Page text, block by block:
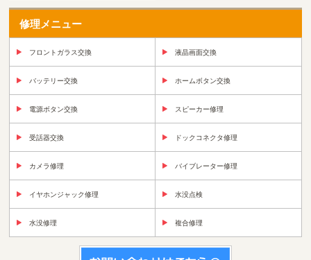
修理メニュー
フロントガラス交換 液晶画面交換
バッテリー交換 ホームボタン交換
電源ボタン交換 スピーカー修理
受話器交換 ドックコネクタ修理
カメラ修理 バイブレーター修理
イヤホンジャック修理 水没点検
水没修理 複合修理